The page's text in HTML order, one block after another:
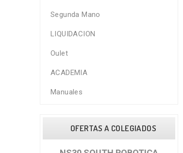
Segunda Mano
LIQUIDACION
Oulet
ACADEMIA
Manuales
OFERTAS A COLEGIADOS